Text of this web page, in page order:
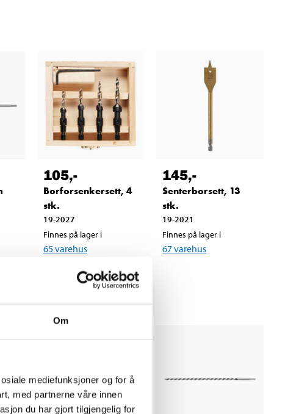
Om
mediefunksjoner og for å
med partnerne våre innen
du har gjort tilgjengelig for
105,-
Borforsenkersett, 4
stk.
19-2027
Finnes på lager i
65varehus
145,-
Senterborsett, 13
stk.
19-2021
Finnes på lager i
67varehus